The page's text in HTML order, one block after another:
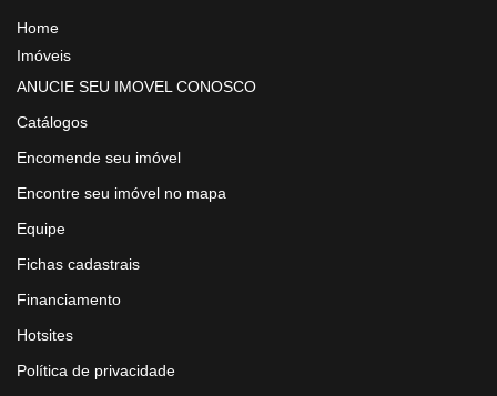
Home
Imóveis
ANUCIE SEU IMOVEL CONOSCO
Catálogos
Encomende seu imóvel
Encontre seu imóvel no mapa
Equipe
Fichas cadastrais
Financiamento
Hotsites
Política de privacidade